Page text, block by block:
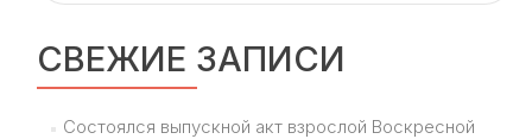
СВЕЖИЕ ЗАПИСИ
Состоялся выпускной акт взрослой Воскресной